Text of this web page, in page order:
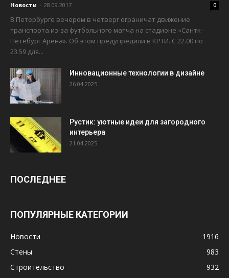
Новости - 28.09.2017 0
В Петербурге вечером в четверг ограничат движение
транспорта из-за футбольного матча на стадионе «Сантк-
Петебург Арена». Об этом предупредили в КРТИ. С 22.00 по
23.59 для...
Инновационные технологии в дизайне
26.04.2025
Рустик: уютные идеи для загородного
интерьера
21.04.2025
ПОСЛЕДНЕЕ
ПОПУЛЯРНЫЕ КАТЕГОРИИ
Новости
1916
Стены
983
Строительство
932